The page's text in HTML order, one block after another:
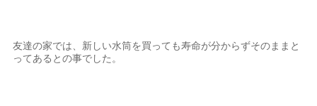
友達の家では、新しい水筒を買っても寿命が分からずそのままと
ってあるとの事でした。